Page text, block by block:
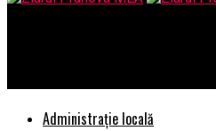
Administrație locală